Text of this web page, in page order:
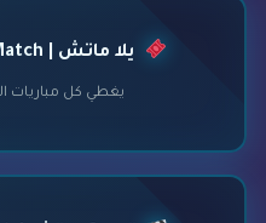
يلا ماتش | Yalla Match - كل المباريات
يغطي كل مباريات